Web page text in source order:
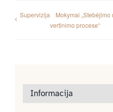
Supervizija
Mokymai
vertinimo procese“
Informacija